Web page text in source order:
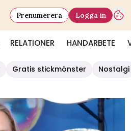
RELATIONER HANDARBETE
Prenumerera Logga in
Gratis stickmönster
Nostalgi